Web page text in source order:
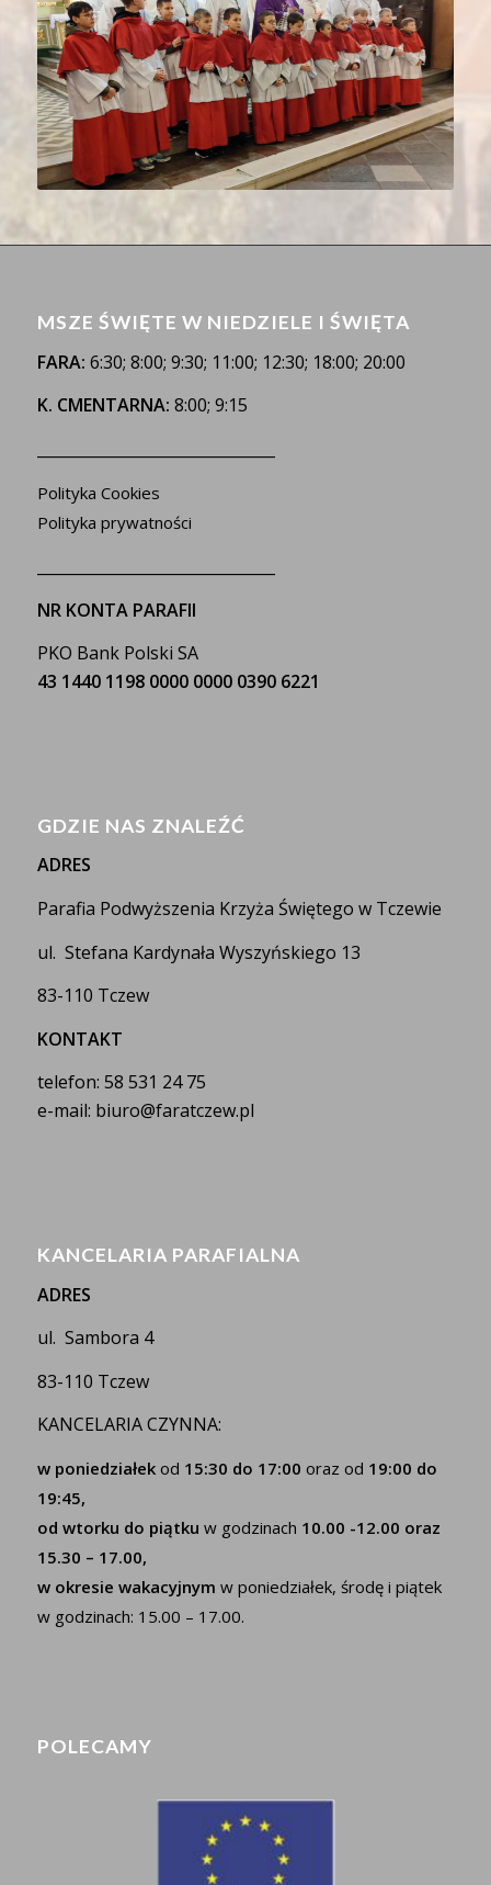
MSZE ŚWIĘTE W NIEDZIELE I ŚWIĘTA
FARA: 6:30; 8:00; 9:30; 11:00; 12:30; 18:00; 20:00
K. CMENTARNA: 8:00; 9:15
Polityka Cookies
Polityka prywatności
NR KONTA PARAFII
PKO Bank Polski SA
43 1440 1198 0000 0000 0390 6221
GDZIE NAS ZNALEŹĆ
ADRES
Parafia Podwyższenia Krzyża Świętego w Tczewie
ul. Stefana Kardynała Wyszyńskiego 13
83-110 Tczew
KONTAKT
telefon: 58 531 24 75
e-mail: biuro@faratczew.pl
KANCELARIA PARAFIALNA
ADRES
ul. Sambora 4
83-110 Tczew
KANCELARIA CZYNNA:
w poniedziałekod 15:30 do 17:00 oraz od 19:00 do
19:45,
od wtorku do piątku w godzinach 10.00 -12.00 oraz
15.30 – 17.00,
w okresie wakacyjnym w poniedziałek, środę i piątek
w godzinach: 15.00 – 17.00.
POLECAMY